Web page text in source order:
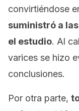
convirtiéndose
suministró a
el estudio. Al
varices se hizo
conclusiones.
Por otra parte,